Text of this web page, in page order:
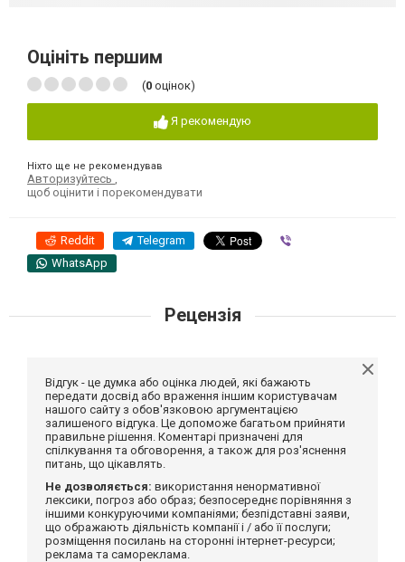
Оцініть першим
(0 оцінок)
Я рекомендую
Ніхто ще не рекомендував
Авторизуйтесь
щоб оцінити і порекомендувати
Reddit Telegram
WhatsApp
Рецензія
Відгук - це думка або оцінка людей, які бажають
передати досвід або враження іншим користувачам
нашого сайту з обов'язковою аргументацією
залишеного відгука. Це допоможе багатьом прийняти
правильне рішення. Коментарі призначені для
спілкування та обговорення, а також для роз'яснення
питань, що цікавлять.
Не дозволяється: використання ненормативної
лексики, погроз або образ; безпосереднє порівняння з
іншими конкуруючими компаніями; безпідставні заяви,
що ображають діяльність компанії і / або її послуги;
розміщення посилань на сторонні інтернет-ресурси;
реклама та самореклама.